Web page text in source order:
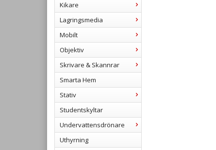
Kikare
Lagringsmedia
Mobilt
Objektiv
Skrivare & Skannrar
Smarta Hem
Stativ
Studentskyltar
Undervattensdrönare
Uthyrning